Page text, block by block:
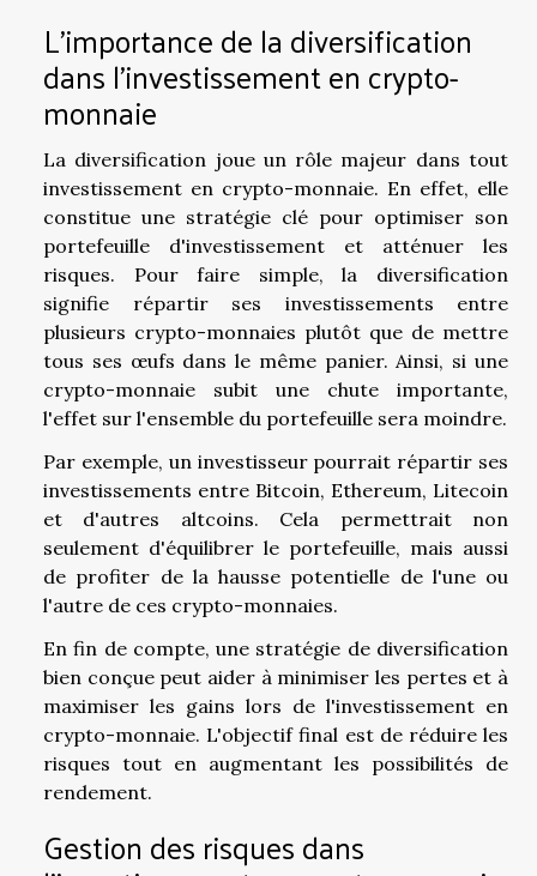
L'importance de la diversification
dans l'investissement en crypto-
monnaie
La diversification joue un rôle majeur dans tout
investissement en crypto-monnaie. En effet, elle
constitue une stratégie clé pour optimiser son
portefeuille d'investissement et atténuer les
risques. Pour faire simple, la diversification
signifie répartir ses investissements entre
plusieurs crypto-monnaies plutôt que de mettre
tous ses œufs dans le même panier. Ainsi, si une
crypto-monnaie subit une chute importante,
l'effet sur l'ensemble du portefeuille sera moindre.
Par exemple, un investisseur pourrait répartir ses
investissements entre Bitcoin, Ethereum, Litecoin
et d'autres altcoins. Cela permettrait non
seulement d'équilibrer le portefeuille, mais aussi
de profiter de la hausse potentielle de l'une ou
l'autre de ces crypto-monnaies.
En fin de compte, une stratégie de diversification
bien conçue peut aider à minimiser les pertes et à
maximiser les gains lors de l'investissement en
crypto-monnaie. L'objectif final est de réduire les
risques tout en augmentant les possibilités de
rendement.
Gestion des risques dans